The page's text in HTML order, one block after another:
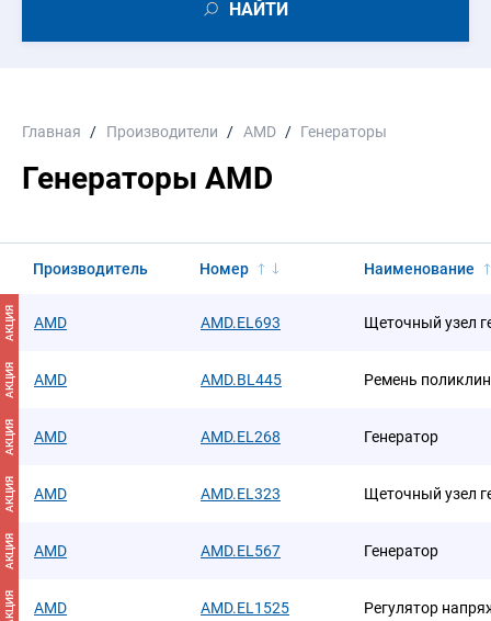
НАЙТИ
Главная Производители AMD Генераторы
Генераторы AMD
Производитель Номер Наименование
АКЦИЯ AMD AMD.EL693 Щеточный узел
АКЦИЯ AMD AMD.BL445 Ремень
АКЦИЯ AMD AMD.EL268 Генератор
АКЦИЯ AMD AMD.EL323 Щеточный узел
АКЦИЯ AMD AMD.EL567 Генератор
АКЦИЯ AMD AMD.EL1525 Регулятор